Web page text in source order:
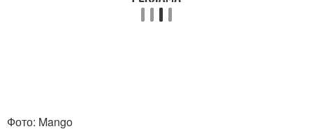
Фото: Mango